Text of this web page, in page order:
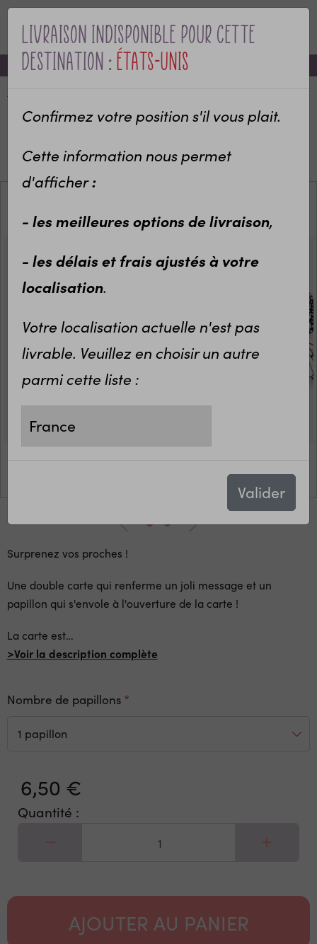
MENU
-10% sur votre première commande avec le code bienvenue
Livraison indisponible pour cette
destination :États-Unis
Confirmez votre position s'il vous plait.
Cette information nous permet
d'afficher:
- les meilleures options de livraison,
- les délais et frais ajustés à votre
localisation.
Votre localisation actuelle n'est pas
livrable. Veuillez en choisir un autre
parmi cette liste :
Valider
Annonce de grossesse
Annonce originale de grossesse
Papillon volant avec carte d'annonce
Surprenez vos proches !
Une double carte qui renferme un joli message et un
papillon qui s'envole à l'ouverture de la carte !
La carte est…
>Voir la description complète
Nombre de papillons
6,50 €
Quantité :
AJOUTER AU PANIER